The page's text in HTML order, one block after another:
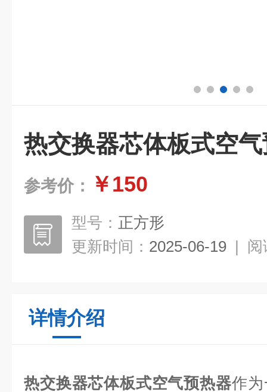
热交换器芯体板式空
参考价： ￥150
型号： 正方形
更新时间： 2025-06-19 | 阅
详情介绍
热交换器芯体板式空气预热器作